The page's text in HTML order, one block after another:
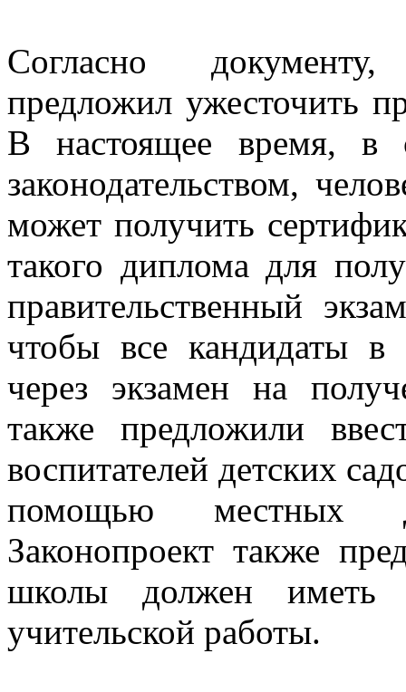
Согласно
предложил ужесточить
В настоящее время, в
законодательством,
может получить
такого диплома для
правительственный
чтобы все кандидаты в
через экзамен на
также предложили
воспитателей детских
помощью местных
Законопроект также
школы должен
учительской работы.